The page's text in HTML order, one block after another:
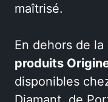
maîtrisé.
En dehors de
produits
disponibles